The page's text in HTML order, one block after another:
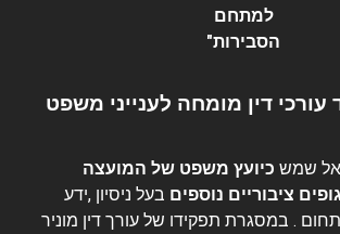
למתחם
הסבירות"
דין מומחה לענייני משפט
שמש כיועץ משפט של המועצה
ציבוריים נוספים בעל ניסיון ,ידע
. במסגרת תפקידו של עורך דין מוניר